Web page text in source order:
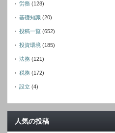
労務 (128)
基礎知識 (20)
投稿一覧 (652)
投資環境 (185)
法務 (121)
税務 (172)
設立 (4)
人気の投稿